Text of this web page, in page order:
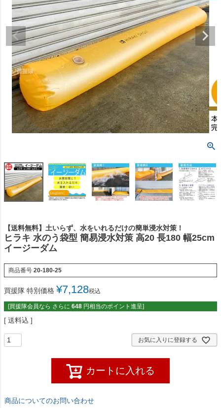
【送料無料】土いらず、水をいれるだけの簡単浸水対策！
ヒラキ 水のう袋型 簡易浸水対策 高20 長180 幅25cm
イージーダム
商品番号 20-180-25
買援隊 特別価格 ¥7,128税込
[買援隊会員なら さらに 648 円相当のポイント進呈]
送料込
お気に入りに登録する
カートに入れる
商品についてのお問い合わせ